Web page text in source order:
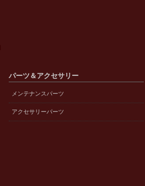
パーツ＆アクセサリー
メンテナンスパーツ
アクセサリーパーツ